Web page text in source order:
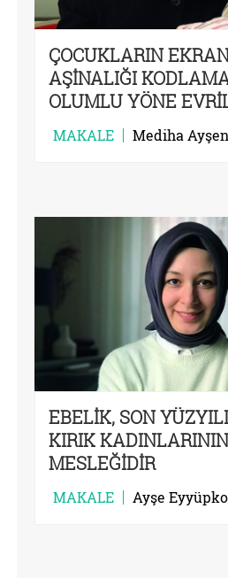
ÇOCUKLARIN
AŞİNALIĞI
OLUMLU YÖNE
MAKALE Mediha
EBELİK, SON
KIRIK KADINLARININ
MESLEĞİDİR
MAKALE Ayşe